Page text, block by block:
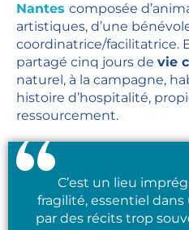
Nantes composée
artistiques, d’une
coordinatrice/facilitatrice.
partagé cinq jours de vie
naturel, à la campagne,
histoire d’hospitalité,
ressourcement.
C’est un lieu
fragilité, essentiel
par des récits trop